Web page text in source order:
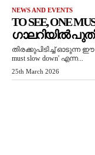
NEWS AND EVENTS
TO SEE, ONE
ഗാലറിയിൽ
തിരക്കുപിടിച്ച് ഓടുന്ന ഈ
must slow down' എന്ന...
25th March 2026